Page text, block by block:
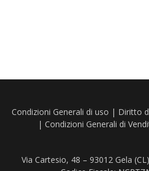
Condizioni Generali di uso | Diritto
| Condizioni Generali di
Via Cartesio, 48 – 93012 Gela